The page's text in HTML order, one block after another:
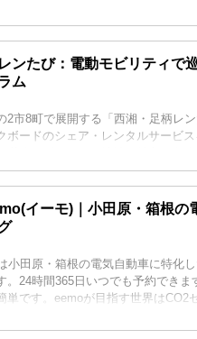
ンたび：電動モビリティで
ム
2市8町で展開する「西湘・足柄レ
ボードのシェア・レンタルサービ
世代モビリティで地域の魅力を存
です。
イーモ)｜小田原・箱根の
小田原・箱根の電気自動車に特化
。24時間365日いつでも予約できま
単です。eemoが目指す世界はCO2
境を守りながら地域社会が発展し続